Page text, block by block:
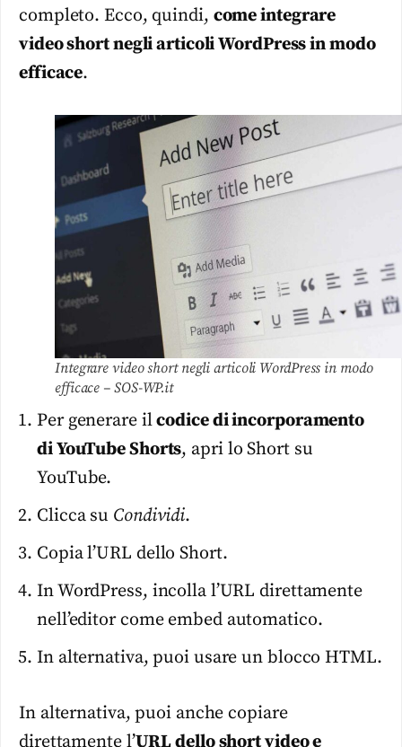
completo. Ecco, quindi, come integrare
video short negli articoli WordPress in modo
efficace.
Integrare video short negli articoli WordPress in modo
efficace – SOS-WP.it
Per generare ilcodice di incorporamento
di YouTube Shorts, apri lo Short su
YouTube.
Clicca su Condividi.
Copia l’URL dello Short.
In WordPress, incolla l’URL direttamente
nell’editor come embed automatico.
In alternativa, puoi usare un blocco HTML.
In alternativa, puoi anche copiare
direttamente l’URL dello short video e